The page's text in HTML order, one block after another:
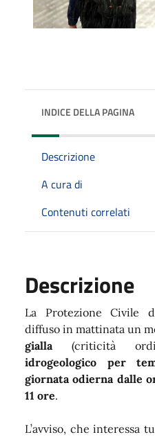
INDICE DELLA PAGINA
Descrizione
A cura di
Contenuti correlati
Descrizione
La Protezione Civile
diffuso in mattinata un
gialla (criticità
idrogeologico per
giornata odierna dalle
11 ore.
L’avviso, che interessa